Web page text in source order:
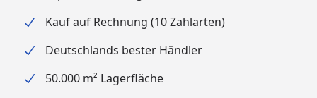
Kauf auf Rechnung (10 Zahlarten)
Deutschlands bester Händler
50.000 m² Lagerfläche